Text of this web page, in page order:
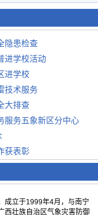
隐患检查
进学校活动
进学校
技术服务
大排查
服务五象新区分中心
获表彰
成立于1999年4月，与南宁
西壮族自治区气象灾害防御